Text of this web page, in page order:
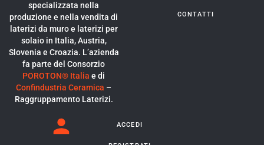
specializzata nella
produzione e nella vendita di
laterizi da muro e laterizi per
solaio in Italia, Austria,
Slovenia e Croazia. L’azienda
fa parte del Consorzio
POROTON® Italia e di
Confindustria Ceramica –
Raggruppamento Laterizi.
CONTATTI
ACCEDI